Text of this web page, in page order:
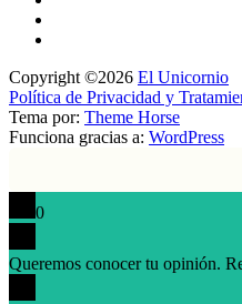
Copyright ©2026 El Unicornio
Política de Privacidad y
Tema por: Theme Horse
Funciona gracias a: WordPress
0
Queremos conocer tu opinión.